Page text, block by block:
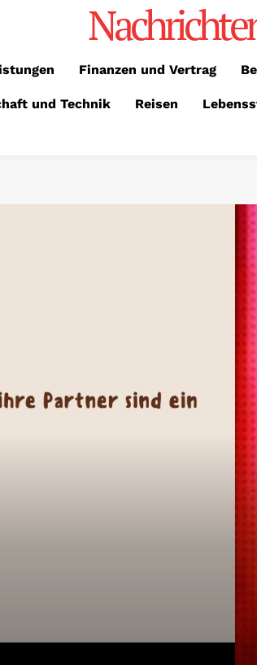
Finanzen und Vertrag
und Technik Reisen